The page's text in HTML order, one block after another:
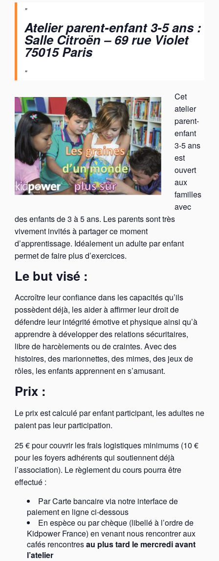
Atelier parent-enfant 3-5 ans :
Salle Citroën – 69 rue Violet
75015 Paris
Cet
atelier
parent-
enfant
3-5 ans
est
ouvert
aux
familles
avec
des enfants de 3 à 5 ans. Les parents sont très
vivement invités à partager ce moment
d’apprentissage. Idéalement un adulte par enfant
permet de faire plus d’exercices.
Le but visé :
Accroître leur confiance dans les capacités qu’ils
possèdent déjà, les aider à affirmer leur droit de
défendre leur intégrité émotive et physique ainsi qu’à
apprendre à développer des relations sécuritaires,
libre de harcèlements ou de craintes. Avec des
histoires, des marionnettes, des mimes, des jeux de
rôles, les enfants apprennent en s’amusant.
Prix :
Le prix est calculé par enfant participant, les adultes ne
paient pas leur participation.
25 € pour couvrir les frais logistiques minimums (10 €
pour les foyers adhérents qui soutiennent déjà
l’association). Le règlement du cours pourra être
effectué :
Par Carte bancaire via notre interface de
paiement en ligne ci-dessous
En espèce ou par chèque (libellé à l’ordre de
Kidpower France) en venant nous rencontrer aux
cafés rencontresau plus tard le mercredi avant
l’atelier